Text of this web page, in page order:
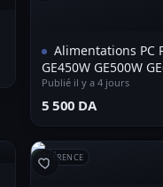
Alimentations PC
GE450W GE500W
600 VP-800
Publié il y a 4 jours
⁦5 500 DA⁩
RÉFÉRENCE